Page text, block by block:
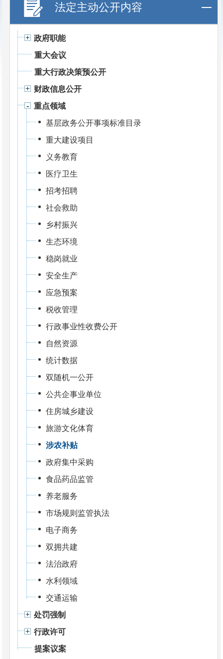
法定主动公开内容
政府职能
重大会议
重大行政决策预公开
财政信息公开
重点领域
基层政务公开事项标准目录
重大建设项目
义务教育
医疗卫生
招考招聘
社会救助
乡村振兴
生态环境
稳岗就业
安全生产
应急预案
税收管理
行政事业性收费公开
自然资源
统计数据
双随机一公开
公共企事业单位
住房城乡建设
旅游文化体育
涉农补贴
政府集中采购
食品药品监管
养老服务
市场规则监管执法
电子商务
双拥共建
法治政府
水利领域
交通运输
处罚强制
行政许可
提案议案